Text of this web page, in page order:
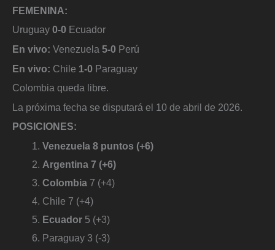
FEMENINA:
Uruguay 0-0 Ecuador
En vivo: Venezuela 5-0 Perú
En vivo: Chile 1-0 Paraguay
Colombia queda libre.
La próxima fecha se disputará el 10 de abril de 2026.
POSICIONES:
Venezuela 8 puntos (+6)
Argentina 7 (+6)
Colombia 7 (+4)
Chile 7 (+4)
Ecuador 5 (+3)
Paraguay 3 (-3)